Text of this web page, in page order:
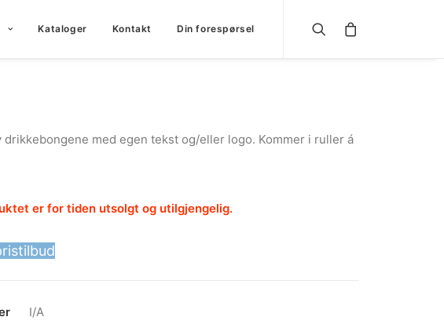
Kataloger Kontakt Din forespørsel
drikkebongene med egen tekst og/eller logo. Kommer i ruller á
er for tiden utsolgt og utilgjengelig.
I/A